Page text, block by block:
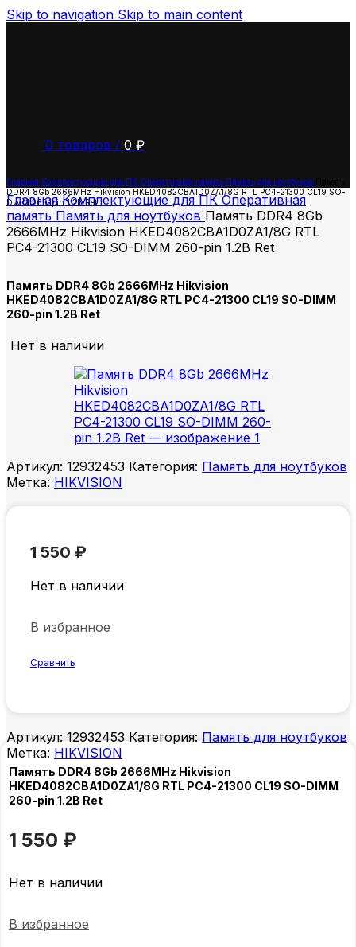
Skip to navigation Skip to main content
0 товаров / 0 ₽
Главная Комплектующие для ПК Оперативная память Память для ноутбуков
DDR4 8Gb 2666MHz Hikvision HKED4082CBA1D0ZA1/8G RTL PC4-21300 CL19 SO-
DIMM 260-pin 1.2В Ret
ГлавнаяКомплектующие для ПКОперативная
память Память для ноутбуков Память DDR4 8Gb
2666MHz Hikvision HKED4082CBA1D0ZA1/8G RTL
PC4-21300 CL19 SO-DIMM 260-pin 1.2В Ret
Память DDR4 8Gb 2666MHz Hikvision
HKED4082CBA1D0ZA1/8G RTL PC4-21300 CL19 SO-DIMM
260-pin 1.2В Ret
Нет в наличии
Артикул: 12932453 Категория: Память для ноутбуков
Метка: HIKVISION
1 550 ₽
Нет в наличии
В избранное
Сравнить
Артикул:12932453Категория: Память для ноутбуков
Метка: HIKVISION
Память DDR4 8Gb 2666MHz Hikvision
HKED4082CBA1D0ZA1/8G RTL PC4-21300 CL19 SO-DIMM
260-pin 1.2В Ret
1 550 ₽
Нет в наличии
В избранное